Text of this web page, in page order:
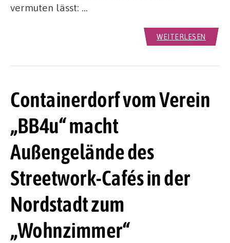
vermuten lässt: …
WEITERLESEN
Containerdorf vom Verein
„BB4u“ macht
Außengelände des
Streetwork-Cafés in der
Nordstadt zum
„Wohnzimmer“